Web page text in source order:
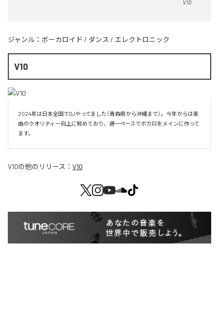
V10
ジャンル： ボーカロイド / ダンス / エレクトロニック
V10
2024年は日本全国でDJやってました（青森県から沖縄まで）。今年からは楽
曲のクオリティー向上に努めており、週一ペースでボカロをメインに作って
V10の他のリリース： V10